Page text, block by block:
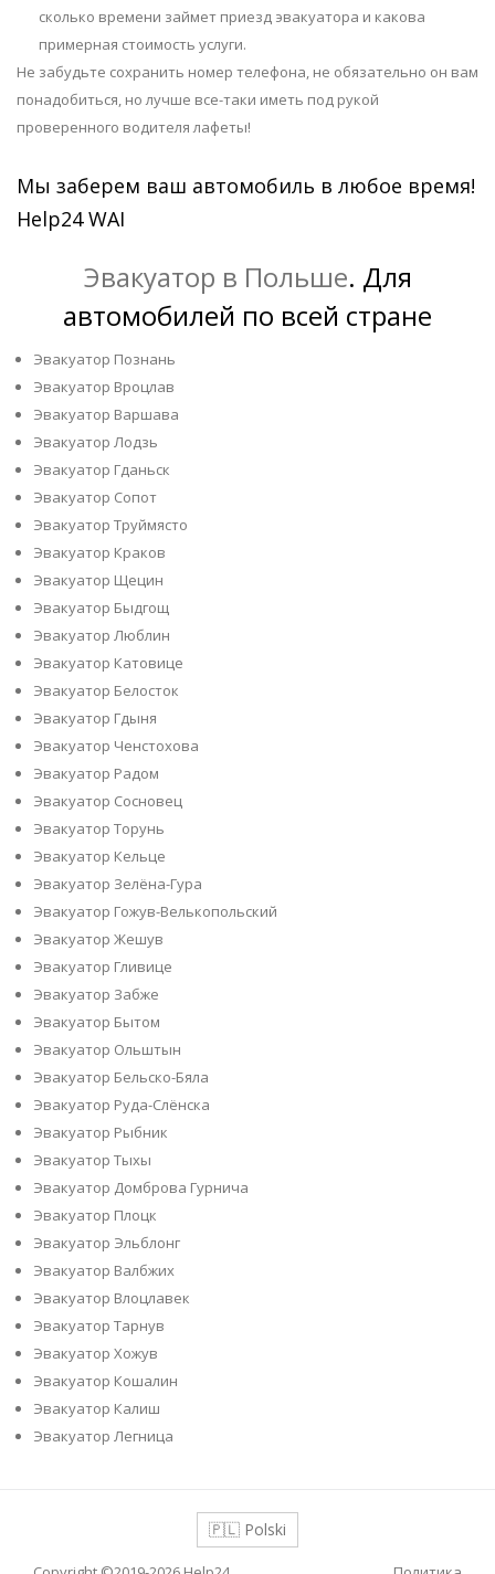
сколько времени займет приезд эвакуатора и какова
примерная стоимость услуги.
Не забудьте сохранить номер телефона, не обязательно он вам
понадобиться, но лучше все-таки иметь под рукой
проверенного водителя лафеты!
Мы заберем ваш автомобиль в любое время!
Help24 WAI
Эвакуатор в Польше. Для
автомобилей по всей стране
Эвакуатор Познань
Эвакуатор Вроцлав
Эвакуатор Варшава
Эвакуатор Лодзь
Эвакуатор Гданьск
Эвакуатор Сопот
Эвакуатор Труймясто
Эвакуатор Краков
Эвакуатор Щецин
Эвакуатор Быдгощ
Эвакуатор Люблин
Эвакуатор Катовице
Эвакуатор Белосток
Эвакуатор Гдыня
Эвакуатор Ченстохова
Эвакуатор Радом
Эвакуатор Сосновец
Эвакуатор Торунь
Эвакуатор Кельце
Эвакуатор Зелёна-Гура
Эвакуатор Гожув-Велькопольский
Эвакуатор Жешув
Эвакуатор Гливице
Эвакуатор Забже
Эвакуатор Бытом
Эвакуатор Ольштын
Эвакуатор Бельско-Бяла
Эвакуатор Руда-Слёнска
Эвакуатор Рыбник
Эвакуатор Тыхы
Эвакуатор Домброва Гурнича
Эвакуатор Плоцк
Эвакуатор Эльблонг
Эвакуатор Валбжих
Эвакуатор Влоцлавек
Эвакуатор Тарнув
Эвакуатор Хожув
Эвакуатор Кошалин
Эвакуатор Калиш
Эвакуатор Легница
🇵🇱 Polski